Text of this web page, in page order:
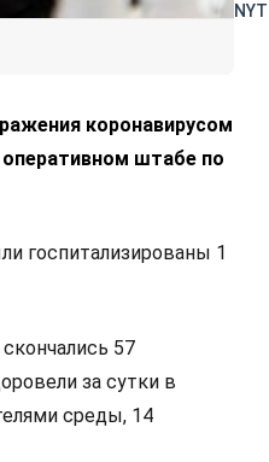
коронавирусом
штабе по
госпитализированы 1
57
за сутки в
среды, 14
NYT